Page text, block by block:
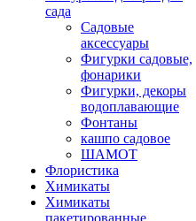
сада
Садовые
аксессуары
Фигурки садовые,
фонарики
Фигурки, декоры
водоплавающие
Фонтаны
кашпо садовое
ШАМОТ
Флористика
Химикаты
Химикаты
пакетированные